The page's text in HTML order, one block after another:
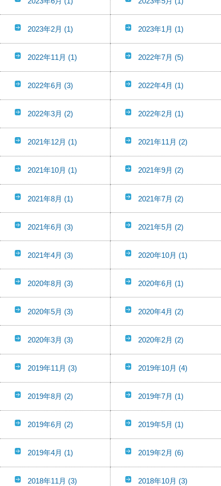
2023年2月 (1) 2023年1月 (1)
2022年11月 (1) 2022年7月 (5)
2022年6月 (3) 2022年4月 (1)
2022年3月 (2) 2022年2月 (1)
2021年12月 (1) 2021年11月 (2)
2021年10月 (1) 2021年9月 (2)
2021年8月 (1) 2021年7月 (2)
2021年6月 (3) 2021年5月 (2)
2021年4月 (3) 2020年10月 (1)
2020年8月 (3) 2020年6月 (1)
2020年5月 (3) 2020年4月 (2)
2020年3月 (3) 2020年2月 (2)
2019年11月 (3) 2019年10月 (4)
2019年8月 (2) 2019年7月 (1)
2019年6月 (2) 2019年5月 (1)
2019年4月 (1) 2019年2月 (6)
2018年11月 (3) 2018年10月 (3)